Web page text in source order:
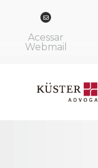
Acessar
Webmail